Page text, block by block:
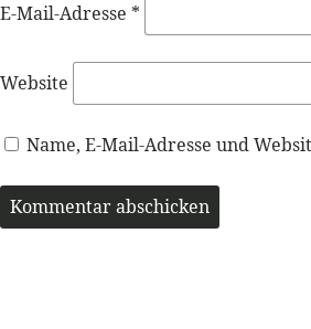
E-Mail-Adresse *
Website
Name, E-Mail-Adresse und